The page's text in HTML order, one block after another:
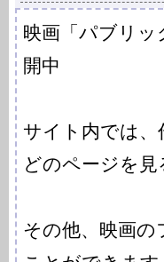
映画「パブリ
開中
サイト内では
どのページを見
その他、映画の